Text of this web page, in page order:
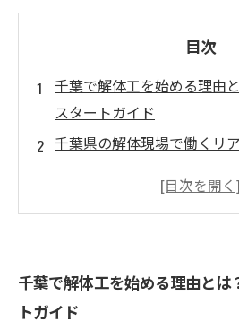
目次
千葉で解体工を始める理由
スタートガイド
千葉県の解体現場で働くリ
資格取得と技術向上で差を
探る
安定収入と将来性を手に入
千葉で解体工を始める理由とは
トガイド